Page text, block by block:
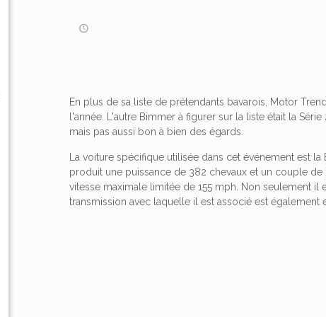
En plus de sa liste de prétendants bavarois, Motor
l'année. L'autre Bimmer à figurer sur la liste était la
mais pas aussi bon à bien des égards.
La voiture spécifique utilisée dans cet événement est
produit une puissance de 382 chevaux et un couple
vitesse maximale limitée de 155 mph. Non seulement
transmission avec laquelle il est associé est